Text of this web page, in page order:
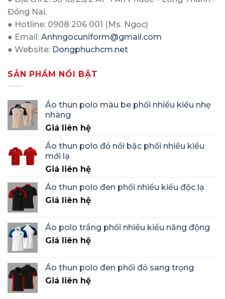
Đồng Nai.
● Hotline: 0908 206 001 (Ms. Ngọc)
● Email: Anhngocuniform@gmail.com
● Website: Dongphuchcm.net
SẢN PHẨM NỔI BẬT
Áo thun polo màu be phối nhiều kiểu nhẹ
nhàng
Giá liên hệ
Áo thun polo đỏ nổi bậc phối nhiều kiểu
mới lạ
Giá liên hệ
Áo thun polo đen phối nhiều kiểu độc lạ
Giá liên hệ
Áo polo trắng phối nhiều kiểu năng động
Giá liên hệ
Áo thun polo đen phối đỏ sang trọng
Giá liên hệ